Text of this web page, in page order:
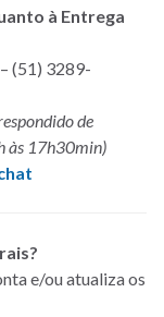
à Entrega
– (51) 3289-
de
às 17h30min)
e/ou atualiza os